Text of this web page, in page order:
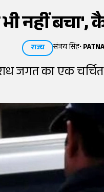
नहीं
राज्य संजय सिंह•PATNA
जगत का एक